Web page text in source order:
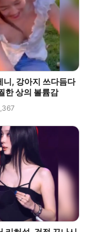
니, 강아지 쓰다듬다
한 상의 볼륨감